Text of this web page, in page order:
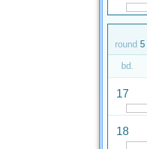
round 5
bd.
17
18